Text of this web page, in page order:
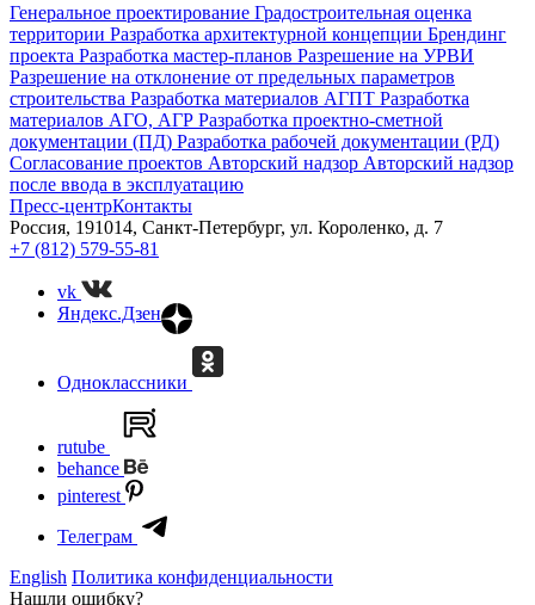
Генеральное проектирование Градостроительная оценка
территории Разработка архитектурной концепции Брендинг
проекта Разработка мастер-планов Разрешение на УРВИ
Разрешение на отклонение от предельных параметров
строительства Разработка материалов АГПТ Разработка
материалов АГО, АГР Разработка проектно-сметной
документации (ПД) Разработка рабочей документации (РД)
Согласование проектов Авторский надзор Авторский надзор
после ввода в эксплуатацию
Пресс-центрКонтакты
Россия, 191014, Санкт-Петербург, ул. Короленко, д. 7
+7 (812) 579-55-81
vk
Яндекс.Дзен
Одноклассники
rutube
behance
pinterest
Телеграм
English Политика конфиденциальности
Нашли ошибку?